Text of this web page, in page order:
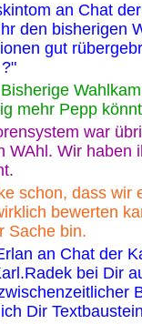
an Chat
den bisherigen
gut
mehr Pepp
war
WAhl. Wir haben
schon, dass wir
bewerten
Sache bin.
an Chat der
bei Dir
Dir